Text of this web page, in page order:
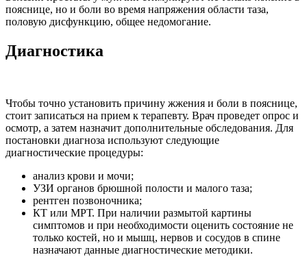
пояснице, но и боли во время напряжения области таза,
половую дисфункцию, общее недомогание.
Диагностика
Чтобы точно установить причину жжения и боли в пояснице,
стоит записаться на прием к терапевту. Врач проведет опрос и
осмотр, а затем назначит дополнительные обследования. Для
постановки диагноза используют следующие
диагностические процедуры:
анализ крови и мочи;
УЗИ органов брюшной полости и малого таза;
рентген позвоночника;
КТ или МРТ. При наличии размытой картины
симптомов и при необходимости оценить состояние не
только костей, но и мышц, нервов и сосудов в спине
назначают данные диагностические методики.